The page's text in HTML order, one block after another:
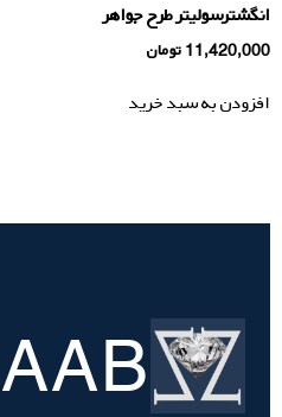
انگشترسولیتر طرح جواهر
11,420,000 تومان
افزودن به سبد خرید
تسویه
حساب